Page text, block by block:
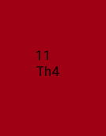
11
Th4